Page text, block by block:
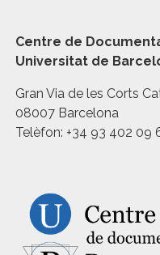
Centre de
Universitat de
Gran Via de les Corts
08007 Barcelona
Telèfon: +34 93 402 09